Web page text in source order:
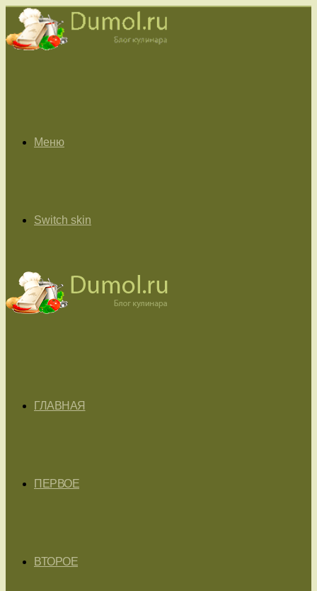
Меню
Switch skin
ГЛАВНАЯ
ПЕРВОЕ
ВТОРОЕ